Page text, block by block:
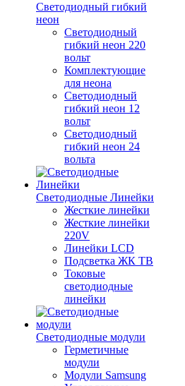
Светодиодный гибкий
неон
Светодиодный
гибкий неон 220
вольт
Комплектующие
для неона
Светодиодный
гибкий неон 12
вольт
Светодиодный
гибкий неон 24
вольта
Светодиодные Линейки
Жесткие линейки
Жесткие линейки
220V
Линейки LCD
Подсветка ЖК ТВ
Токовые
светодиодные
линейки
Светодиодные модули
Герметичные
модули
Модули Samsung